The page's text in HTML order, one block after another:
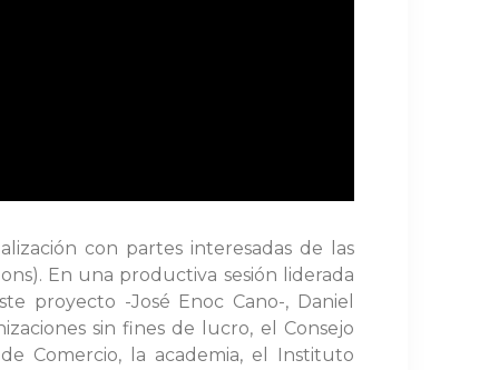
con partes interesadas de las
En una productiva sesión liderada
proyecto -José Enoc Cano-, Daniel
sin fines de lucro, el Consejo
Comercio, la academia, el Instituto